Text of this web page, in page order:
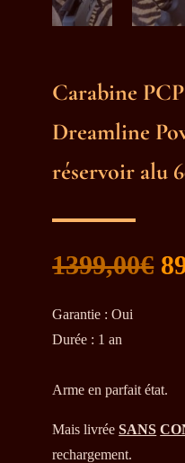
Carabine
Dreamline
réservoir alu
1399,00€
Garantie :Oui
Durée : 1 an
Arme en parfait état.
Mais livréeSANS
rechargement.